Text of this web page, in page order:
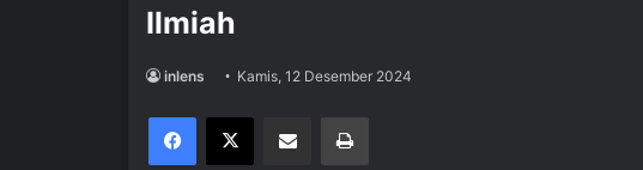
Ilmiah
inlens Kamis, 12 Desember 2024
Facebook
X Share via Email Print